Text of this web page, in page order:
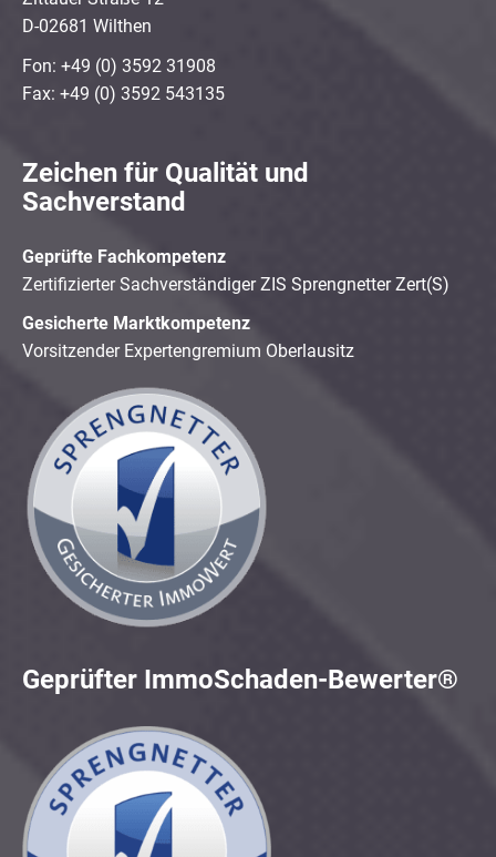
D-02681 Wilthen
Fon: +49 (0) 3592 31908
Fax: +49 (0) 3592 543135
Zeichen für Qualität und
Sachverstand
Geprüfte Fachkompetenz
Zertifizierter Sachverständiger ZIS Sprengnetter Zert(S)
Gesicherte Marktkompetenz
Vorsitzender Expertengremium Oberlausitz
Geprüfter ImmoSchaden-Bewerter®